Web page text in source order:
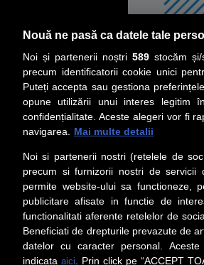
Nouă ne pasă ca datele tale
Noi și partenerii noștri 589stocăm și/
precum identificatorii cookie unici
Puteți accepta sau gestiona
opune utilizării unui interes legitim
confidențialitate. Aceste alegeri vor fi
navigarea.
Mai multe detalii
Noi si partenerii nostri (retelele de
precum si furnizorii nostri de
permite website-ului sa functioneze,
publicitare afisate in functie de
functionalitati aferente retelelor de
Beneficiati de drepturile prevazute de
datelor cu caracter personal.
indicata aici. Prin click pe “ACCEPT